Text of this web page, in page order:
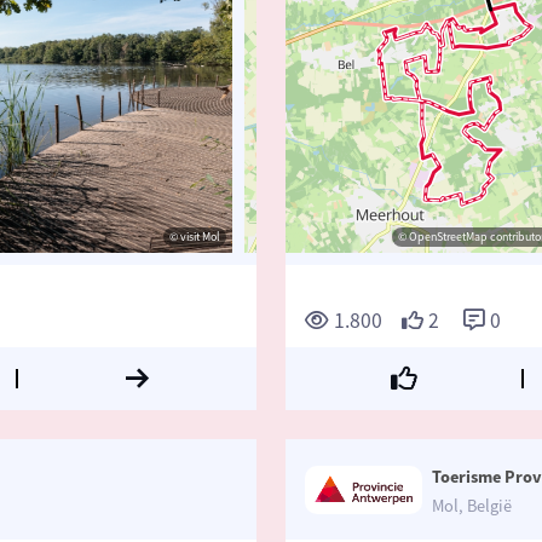
© visit Mol © OpenStreetMap contributors,
© visit Mol © OpenStreetMap
1.800 2 0
Toerisme
Mol, België